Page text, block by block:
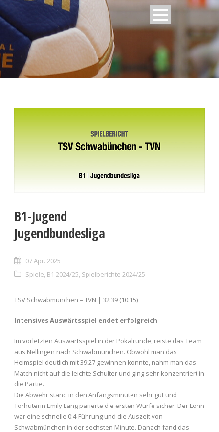
B1-Jugend
Jugendbundesliga
07 Apr. 2025
Spiele, B1 2024/25, Spielberichte 2024/25
TSV Schwabmünchen – TVN | 32:39 (10:15)
Intensives Auswärtsspiel endet erfolgreich
Im vorletzten Auswärtsspiel in der Pokalrunde, reiste das Team
aus Nellingen nach Schwabmünchen. Obwohl man das
Heimspiel deutlich mit 39:27 gewinnen konnte, nahm man das
Match nicht auf die leichte Schulter und ging sehr konzentriert in
die Partie.
Die Abwehr stand in den Anfangsminuten sehr gut und
Torhüterin Emily Lang parierte die ersten Würfe sicher. Der Lohn
war eine schnelle 0:4-Führung und die Auszeit von
Schwabmünchen in der sechsten Minute. Danach fand das